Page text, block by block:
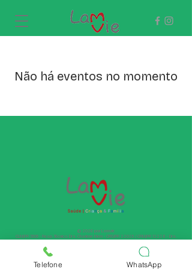
Não há eventos no momento
© 2026 por Lamvie
CLM/PR 3595 - Resp. Técnico: Dra. Charlene Mem - CRO/PR 22025 / CRM/PR 12228 - Dra.
Telefone WhatsApp